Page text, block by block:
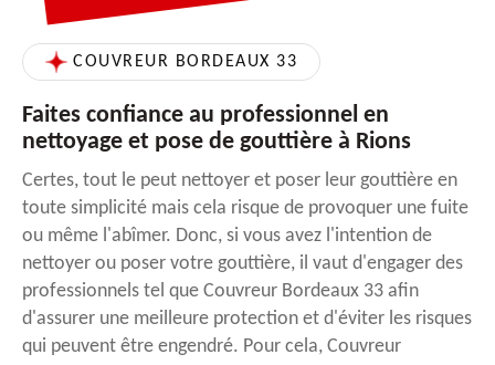
COUVREUR BORDEAUX 33
Faites confiance au professionnel en
nettoyage et pose de gouttière à Rions
Certes, tout le peut nettoyer et poser leur gouttière en
toute simplicité mais cela risque de provoquer une fuite
ou même l'abîmer. Donc, si vous avez l'intention de
nettoyer ou poser votre gouttière, il vaut d'engager des
professionnels tel que Couvreur Bordeaux 33 afin
d'assurer une meilleure protection et d'éviter les risques
qui peuvent être engendré. Pour cela, Couvreur